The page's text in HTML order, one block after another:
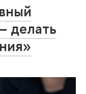
делать